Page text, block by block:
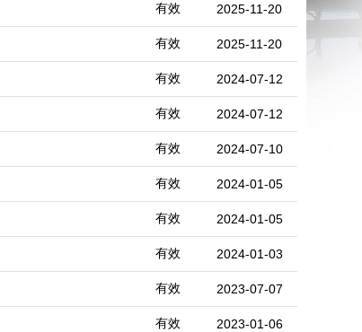
有效 2025-11-20
有效 2025-11-20
有效 2024-07-12
有效 2024-07-12
有效 2024-07-10
有效 2024-01-05
有效 2024-01-05
有效 2024-01-03
有效 2023-07-07
有效 2023-01-06